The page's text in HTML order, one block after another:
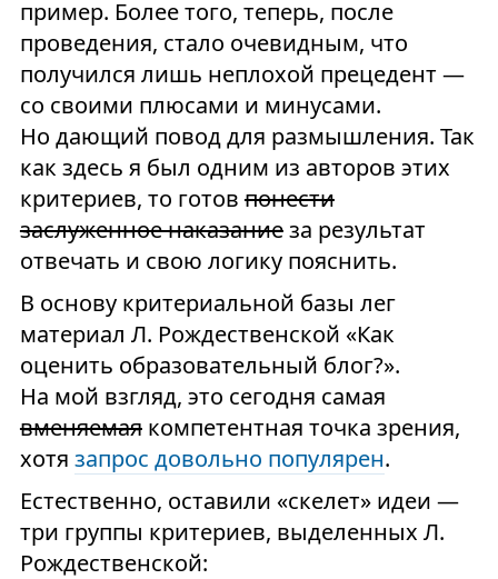
пример. Более того, теперь, после
проведения, стало очевидным, что
получился лишь неплохой прецедент —
со своими плюсами и минусами.
Но дающий повод для размышления. Так
как здесь я был одним из авторов этих
критериев, то готовпонести
заслуженное наказаниеза результат
отвечать и свою логику пояснить.
В основу критериальной базы лег
материал Л. Рождественской «Как
оценить образовательный блог?».
На мой взгляд, это сегодня самая
вменяемаякомпетентная точка зрения,
хотя запрос довольно популярен.
Естественно, оставили «скелет» идеи —
три группы критериев, выделенных Л.
Рождественской: